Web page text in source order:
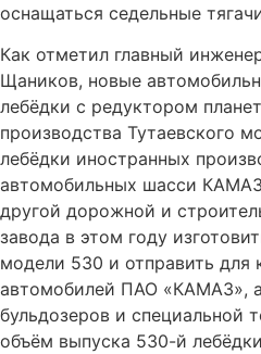
оснащаться седельные
Как отметил главный
Щаников, новые
лебёдки с редуктором
производства Тутаевского
лебёдки иностранных
автомобильных шасси
другой дорожной и
завода в этом году
модели 530 и отправить для
автомобилей ПАО «КАМАЗ»,
бульдозеров и специальной
объём выпуска 530-й